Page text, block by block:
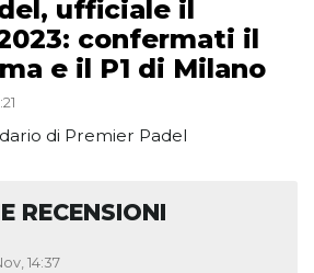
ufficiale il
confermati il
e il P1 di Milano
di Premier Padel
RECENSIONI
14:37